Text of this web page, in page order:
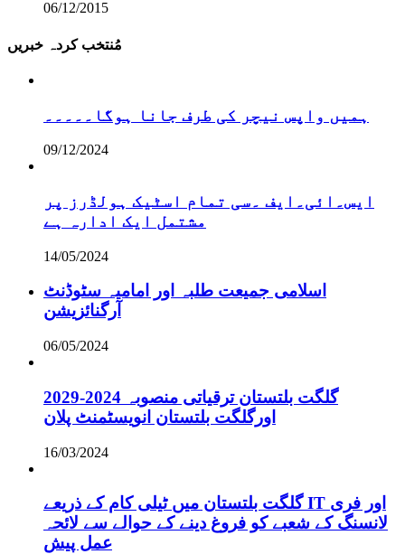
06/12/2015
مُنتخب کردہ خبریں
ہمیں واپس نیچر کی طرف جانا ہوگا۔۔۔۔۔
09/12/2024
ایس۔ائی۔ایف ۔سی تمام اسٹیک ہولڈرز پر
مشتمل ایک ادارہ ہے
14/05/2024
اسلامی جمیعت طلبہ اور امامیہ سٹوڈنٹ
آرگنائزیشن
06/05/2024
گلگت بلتستان ترقیاتی منصوبہ 2024-2029
اورگلگت بلتستان انویسٹمنٹ پلان
16/03/2024
گلگت بلتستان میں ٹیلی کام کے ذریعے IT اور فری
لانسنگ کے شعبے کو فروغ دینے کے حوالے سے لائحہ
عمل پیش